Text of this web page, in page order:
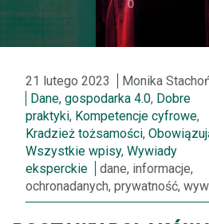
21 lutego 2023
Monika
Dane, gospodarka 4.0, Dobre
praktyki, Kompetencje cyfrowe,
Kradzież tożsamości,
Wszystkie wpisy, Wywiady
eksperckie
dane, informacje,
ochronadanych, prywatność,